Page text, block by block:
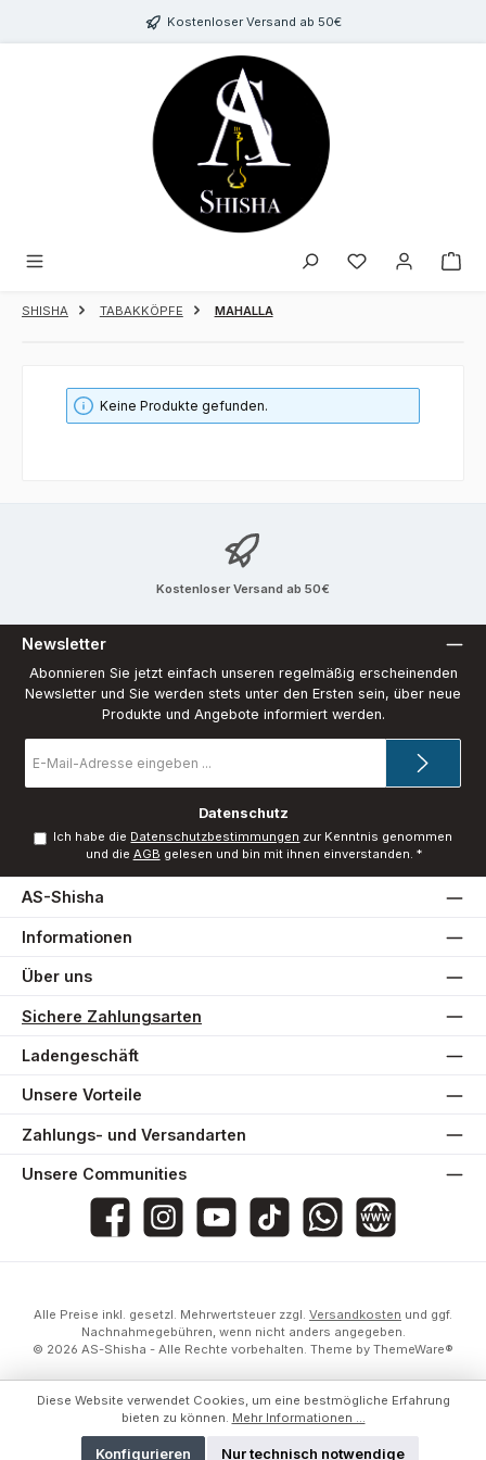
Zum Hauptinhalt springenKostenloser Versand ab 50€
Du hast 0
SHISHA TABAKKÖPFE MAHALLA
Keine Produkte gefunden.
Kostenloser Versand ab 50€
Newsletter
Abonnieren Sie jetzt einfach unseren regelmäßig erscheinenden
Newsletter und Sie werden stets unter den Ersten sein, über neue
Produkte und Angebote informiert werden.
Mail-
*
Datenschutz
Ich habe die Datenschutzbestimmungen zur Kenntnis genommen
und die AGB gelesen und bin mit ihnen einverstanden. *
AS-Shisha
Informationen
Über uns
Sichere Zahlungsarten
Ladengeschäft
Unsere Vorteile
Zahlungs- und Versandarten
Unsere Communities
AS-Shishaas_shisha_2020@asshisha7765as_shisha_2020
AS ShishaWebsite
Alle Preise inkl. gesetzl. Mehrwertsteuer zzgl. Versandkosten und ggf.
Nachnahmegebühren, wenn nicht anders angegeben.
© 2026 AS-Shisha - Alle Rechte vorbehalten. Theme by ThemeWare®
Diese Website verwendet Cookies, um eine bestmögliche Erfahrung
bieten zu können. Mehr Informationen ...
Nur technisch notwendige
Konfigurieren